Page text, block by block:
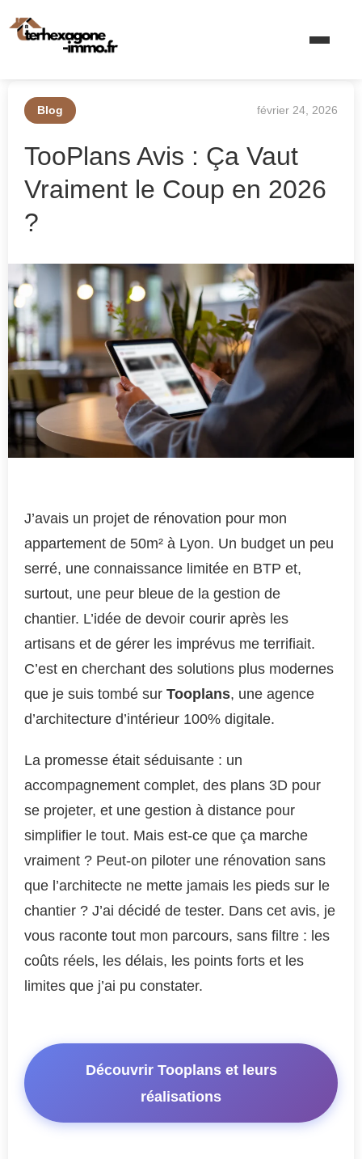
Blog février 24, 2026
TooPlans Avis : Ça Vaut
Vraiment le Coup en 2026
?
J’avais un projet de rénovation pour mon
appartement de 50m² à Lyon. Un budget un peu
serré, une connaissance limitée en BTP et,
surtout, une peur bleue de la gestion de
chantier. L’idée de devoir courir après les
artisans et de gérer les imprévus me terrifiait.
C’est en cherchant des solutions plus modernes
que je suis tombé sur Tooplans, une agence
d’architecture d’intérieur 100% digitale.
La promesse était séduisante : un
accompagnement complet, des plans 3D pour
se projeter, et une gestion à distance pour
simplifier le tout. Mais est-ce que ça marche
vraiment ? Peut-on piloter une rénovation sans
que l’architecte ne mette jamais les pieds sur le
chantier ? J’ai décidé de tester. Dans cet avis, je
vous raconte tout mon parcours, sans filtre : les
coûts réels, les délais, les points forts et les
limites que j’ai pu constater.
Découvrir Tooplans et leurs
réalisations